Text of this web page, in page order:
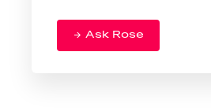
Ask Rose